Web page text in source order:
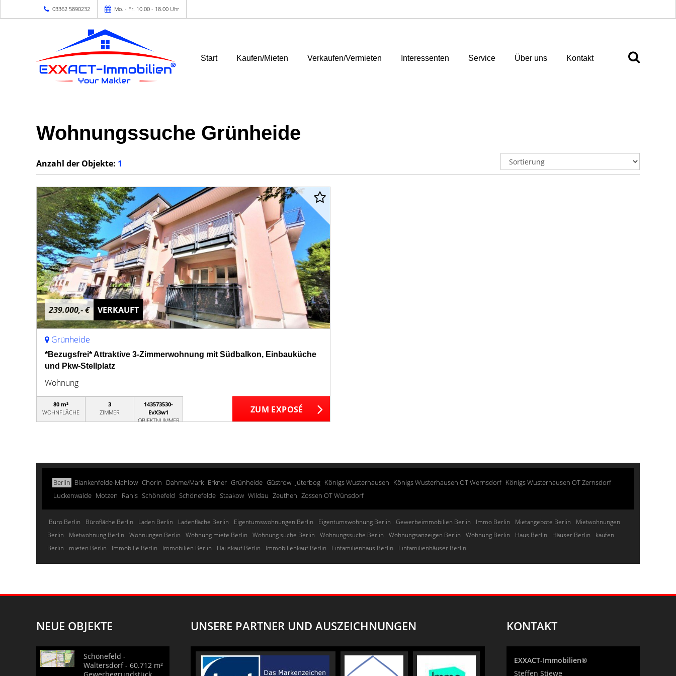
03362 5890232 Mo. - Fr. 10.00 - 18.00 Uhr
Start Kaufen/Mieten Verkaufen/Vermieten Interessenten Service Über uns Kontakt
Wohnungssuche Grünheide
Anzahl der Objekte: 1
239.000,- € VERKAUFT
Grünheide
*Bezugsfrei* Attraktive 3-Zimmerwohnung mit Südbalkon, Einbauküche
und Pkw-Stellplatz
Wohnung
80 m²
WOHNFLÄCHE
3
ZIMMER
143573530-
EvX3w1
OBJEKTNUMMER
ZUM EXPOSÉ
Berlin Blankenfelde-Mahlow Chorin Dahme/Mark Erkner Grünheide Güstrow Jüterbog Königs Wusterhausen Königs Wusterhausen OT Wernsdorf Königs Wusterhausen OT Zernsdorf
Luckenwalde Motzen Ranis Schönefeld Schönefelde Staakow Wildau Zeuthen Zossen OT Wünsdorf
Büro Berlin Bürofläche Berlin Laden Berlin Ladenfläche Berlin Eigentumswohnungen Berlin Eigentumswohnung Berlin Gewerbeimmobilien Berlin Immo Berlin Mietangebote Berlin
Mietwohnungen
Berlin
Mietwohnung Berlin Wohnungen Berlin Wohnung miete Berlin Wohnung suche Berlin Wohnungssuche Berlin Wohnungsanzeigen Berlin Wohnung Berlin Haus Berlin Häuser Berlin
kaufen
Berlin
mieten Berlin Immobilie Berlin Immobilien Berlin Hauskauf Berlin Immobilienkauf Berlin Einfamilienhaus Berlin Einfamilienhäuser Berlin
NEUE OBJEKTE
Schönefeld -
Waltersdorf - 60.712 m²
UNSERE PARTNER UND AUSZEICHNUNGEN KONTAKT
EXXACT-Immobilien®
Steffen Stiewe